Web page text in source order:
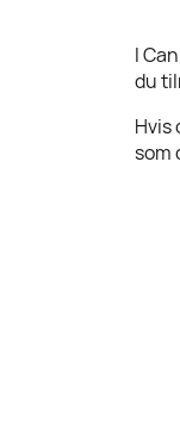
I
du
Hvis
som